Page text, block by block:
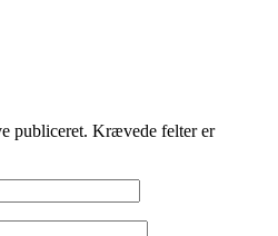
publiceret. Krævede felter er